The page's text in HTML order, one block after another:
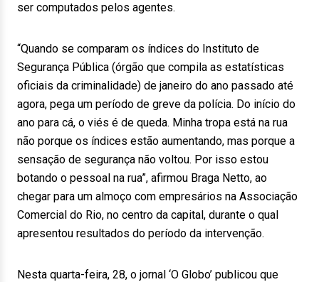
ser computados pelos agentes.
“Quando se comparam os índices do Instituto de
Segurança Pública (órgão que compila as estatísticas
oficiais da criminalidade) de janeiro do ano passado até
agora, pega um período de greve da polícia. Do início do
ano para cá, o viés é de queda. Minha tropa está na rua
não porque os índices estão aumentando, mas porque a
sensação de segurança não voltou. Por isso estou
botando o pessoal na rua”, afirmou Braga Netto, ao
chegar para um almoço com empresários na Associação
Comercial do Rio, no centro da capital, durante o qual
apresentou resultados do período da intervenção.
Nesta quarta-feira, 28, o jornal ‘O Globo’ publicou que